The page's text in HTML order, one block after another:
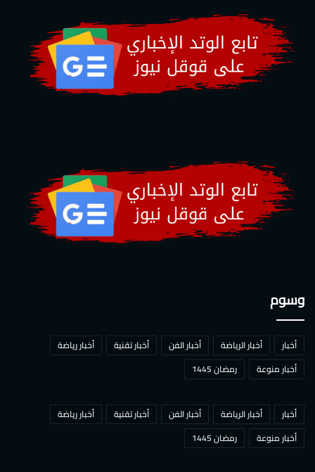
وسوم
أخبار أخبار الرياضة أخبار الفن أخبار تقنية
أخبار رياضة
أخبار منوعة
رمضان 1445
أخبار أخبار الرياضة أخبار الفن أخبار تقنية
أخبار رياضة
أخبار منوعة
رمضان 1445